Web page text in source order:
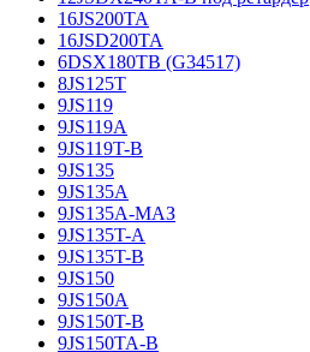
16JS200TA
16JSD200TA
6DSX180TB (G34517)
8JS125T
9JS119
9JS119A
9JS119T-B
9JS135
9JS135A
9JS135A-МАЗ
9JS135T-A
9JS135T-B
9JS150
9JS150A
9JS150T-B
9JS150TA-B